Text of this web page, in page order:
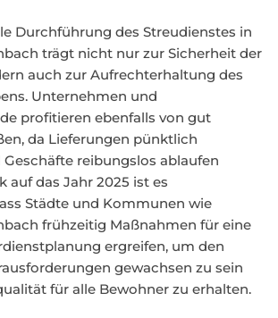
Durchführung des Streudienstes in
trägt nicht nur zur Sicherheit der
auch zur Aufrechterhaltung des
Unternehmen und
profitieren ebenfalls von gut
da Lieferungen pünktlich
reibungslos ablaufen
auf das Jahr 2025 ist es
Städte und Kommunen wie
frühzeitig Maßnahmen für eine
ergreifen, um den
gewachsen zu sein
für alle Bewohner zu erhalten.